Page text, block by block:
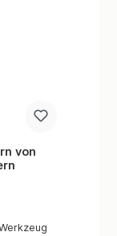
von